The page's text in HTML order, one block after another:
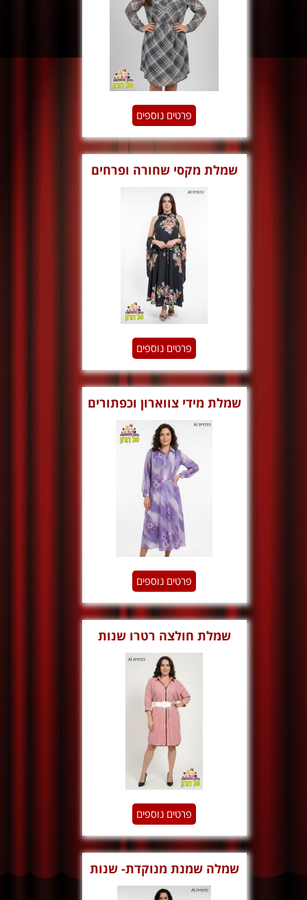
פרטים נוספים
שמלת מקסי שחורה ופרחים
שנות ה 70
פרטים נוספים
שמלת מידי צווארון וכפתורים
שנות ה70
פרטים נוספים
שמלת חולצה רטרו שנות
ה80
פרטים נוספים
שמלה שמנת מנוקדת- שנות
ה50